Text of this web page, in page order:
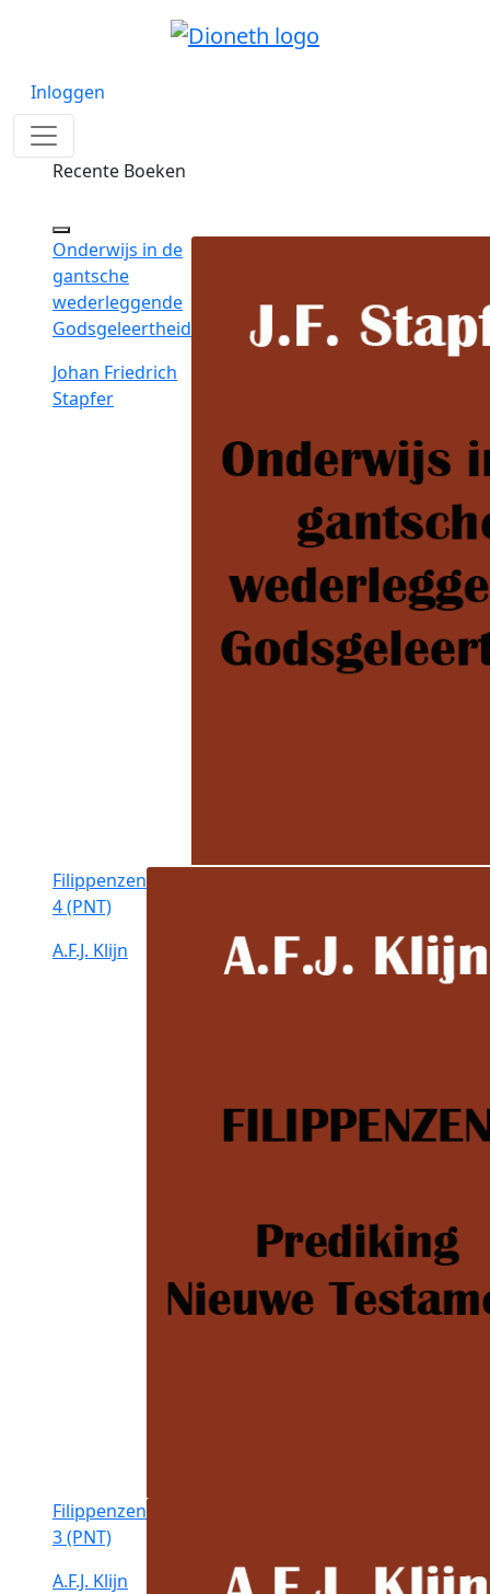
Inloggen
Recente Boeken
Onderwijs in de
gantsche
wederleggende
Godsgeleertheid
Johan Friedrich
Stapfer
Filippenzen
4 (PNT)
A.F.J. Klijn
Filippenzen
3 (PNT)
A.F.J. Klijn